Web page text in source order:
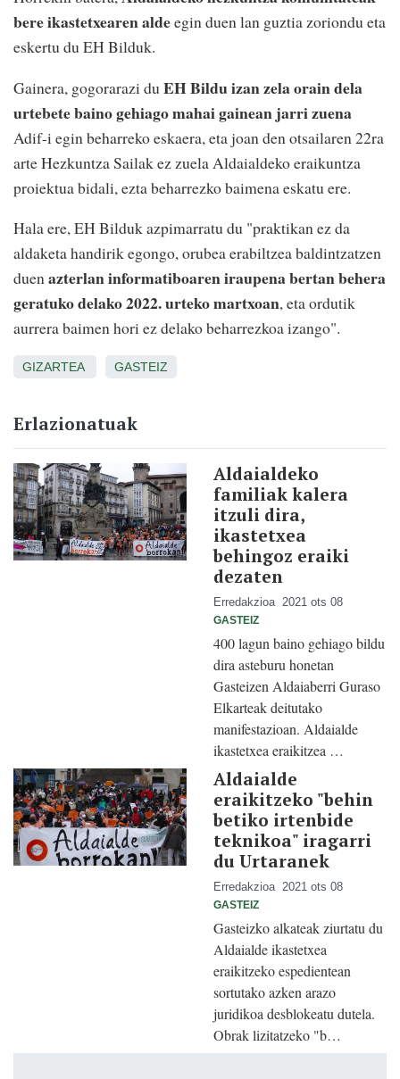
bere ikastetxearen aldeegin duen lan guztia zoriondu eta
eskertu du EH Bilduk.
Gainera, gogorarazi duEH Bildu izan zela orain dela
urtebete baino gehiago mahai gainean jarri zuena
Adif-i egin beharreko eskaera, eta joan den otsailaren 22ra
arte Hezkuntza Sailak ez zuela Aldaialdeko eraikuntza
proiektua bidali, ezta beharrezko baimena eskatu ere.
Hala ere, EH Bilduk azpimarratu du "praktikan ez da
aldaketa handirik egongo, orubea erabiltzea baldintzatzen
duenazterlan informatiboaren iraupena bertan behera
geratuko delako 2022. urteko martxoan, eta ordutik
aurrera baimen hori ez delako beharrezkoa izango".
GIZARTEA GASTEIZ
Erlazionatuak
Aldaialdeko
familiak kalera
itzuli dira,
ikastetxea
behingoz eraiki
dezaten
Erredakzioa 2021 ots 08
GASTEIZ
400 lagun baino gehiago bildu
dira asteburu honetan
Gasteizen Aldaiaberri Guraso
Elkarteak deitutako
manifestazioan. Aldaialde
ikastetxea eraikitzea …
Aldaialde
eraikitzeko "behin
betiko irtenbide
teknikoa" iragarri
du Urtaranek
Erredakzioa 2021 ots 08
GASTEIZ
Gasteizko alkateak ziurtatu du
Aldaialde ikastetxea
eraikitzeko espedientean
sortutako azken arazo
juridikoa desblokeatu dutela.
Obrak lizitatzeko "b…